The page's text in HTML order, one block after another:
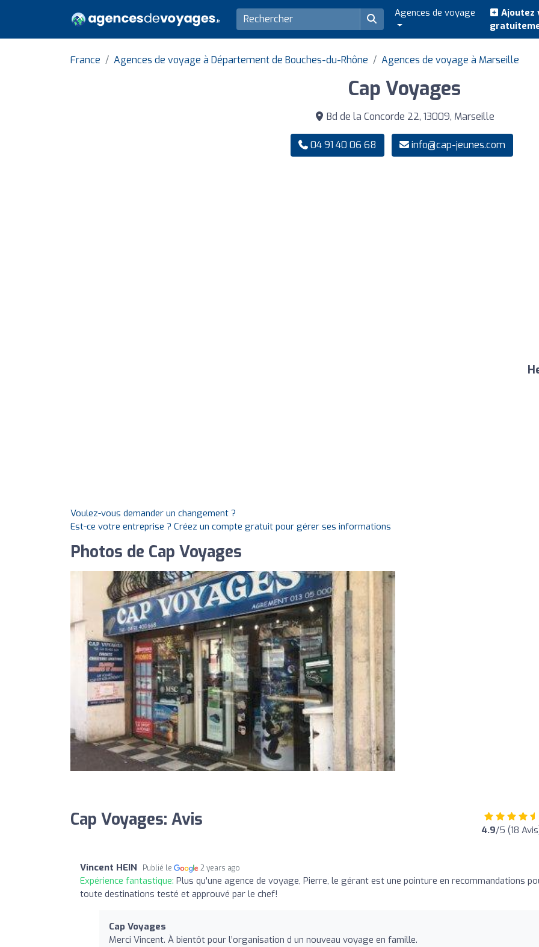
Agences de voyage
Ajoutez
France Agences de voyage à Département de Bouches-du-Rhône Agences de voyage à Marseille
Cap Voyages
Bd de la Concorde 22, 13009, Marseille
04 91 40 06 68 info@cap-jeunes.com
Voulez-vous demander un changement ?
Est-ce votre entreprise ? Créez un compte gratuit pour gérer ses informations
Photos de Cap Voyages
Cap Voyages: Avis 4.9/5 (18
Vincent HEIN Publié le 2 years ago
Expérience fantastique: Plus qu'une agence de voyage, Pierre, le gérant est une pointure en recommandations
toute destinations testé et approuvé par le chef!
Cap Voyages
Merci Vincent. À bientôt pour l’organisation d un nouveau voyage en famille.